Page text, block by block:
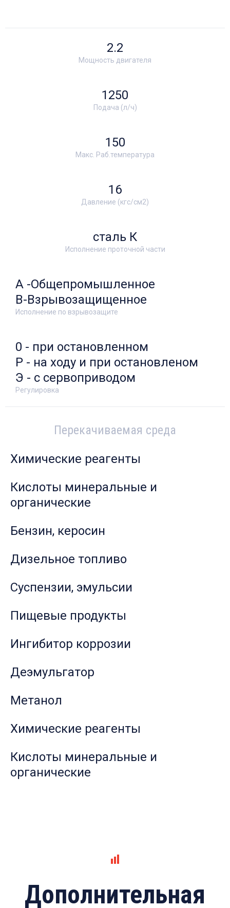
Мощность двигателя
2.2
Подача (л/ч)
1250
Макс. Раб.температура
150
Давление (кгс/см2)
16
Исполнение проточной части
сталь К
Исполнение по взрывозащите
А -Общепромышленное
В-Взрывозащищенное
Регулировка
0 - при остановленном
Р - на ходу и при остановленом
Э - с сервоприводом
Перекачиваемая среда
Химические реагенты
Кислоты минеральные и
органические
Бензин, керосин
Дизельное топливо
Суспензии, эмульсии
Пищевые продукты
Ингибитор коррозии
Деэмульгатор
Метанол
Химические реагенты
Кислоты минеральные и
органические
Дополнительная